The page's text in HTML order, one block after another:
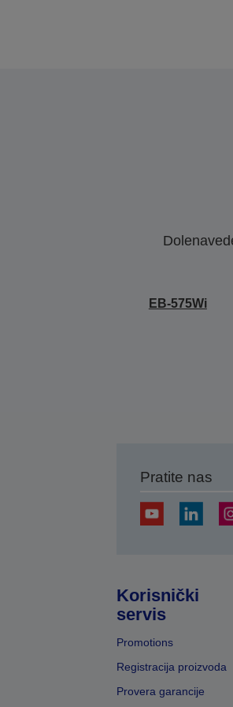
EB-575Wi
Pratite nas
Korisnički
servis
Promotions
Registracija proizvoda
Provera garancije